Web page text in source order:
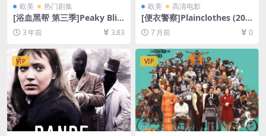
欧美 热门剧集
[浴血黑帮 第三季]Peaky Blin
ders Season 3 (2016)[百度网
盘+迅雷云盘+阿里云盘资源10
80P超清未删减][MP4/11GB]
[中英字幕]
3 年前 3.83
欧美 高清电影
[便衣警察]Plainclothes (202
5)[百度网盘+夸克网盘1080P
超清未删减资源][网盘在线播
放/下载][MKV/6.5GB][中英字
幕]
7 月前 0
VIP VIP